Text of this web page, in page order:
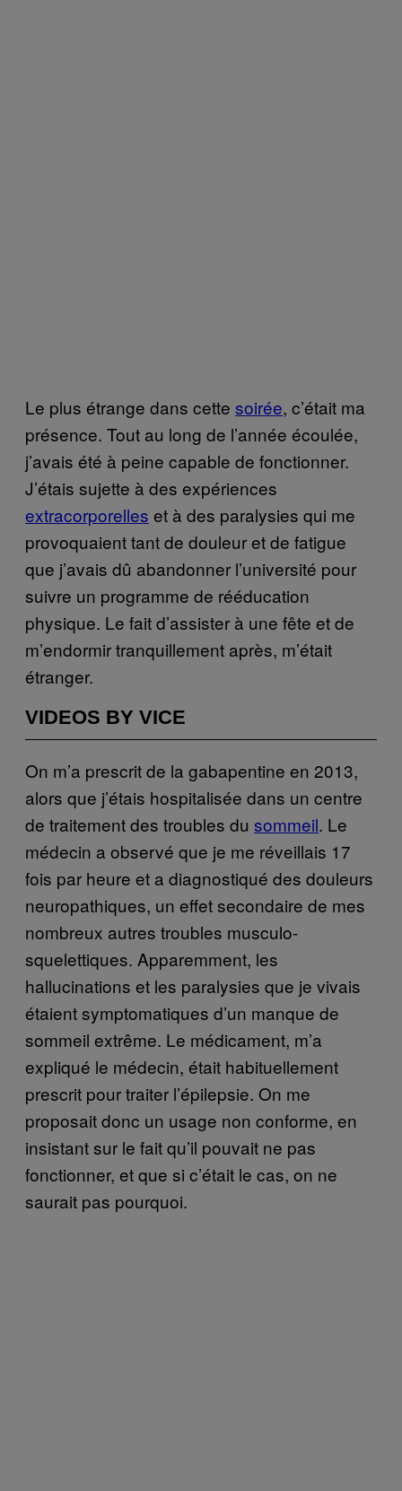
Le plus étrange dans cette soirée, c’était ma
présence. Tout au long de l’année écoulée,
j’avais été à peine capable de fonctionner.
J’étais sujette à des expériences
extracorporelles et à des paralysies qui me
provoquaient tant de douleur et de fatigue
que j’avais dû abandonner l’université pour
suivre un programme de rééducation
physique. Le fait d’assister à une fête et de
m’endormir tranquillement après, m’était
étranger.
VIDEOS BY VICE
On m’a prescrit de la gabapentine en 2013,
alors que j’étais hospitalisée dans un centre
de traitement des troubles du sommeil. Le
médecin a observé que je me réveillais 17
fois par heure et a diagnostiqué des douleurs
neuropathiques, un effet secondaire de mes
nombreux autres troubles musculo-
squelettiques. Apparemment, les
hallucinations et les paralysies que je vivais
étaient symptomatiques d’un manque de
sommeil extrême. Le médicament, m’a
expliqué le médecin, était habituellement
prescrit pour traiter l’épilepsie. On me
proposait donc un usage non conforme, en
insistant sur le fait qu’il pouvait ne pas
fonctionner, et que si c’était le cas, on ne
saurait pas pourquoi.